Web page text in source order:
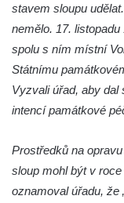
Orebem
Sloup
pod Orebem
Sloup s kaplicí
Nová Víska
Sloup Panny
Nalezení
Sloup
stavem sloupu
nemělo. 17.
spolu s ním místní
Státnímu
Vyzvali úřad, aby dal
intencí památkové
Prostředků na
sloup mohl být v
oznamoval úřadu, že